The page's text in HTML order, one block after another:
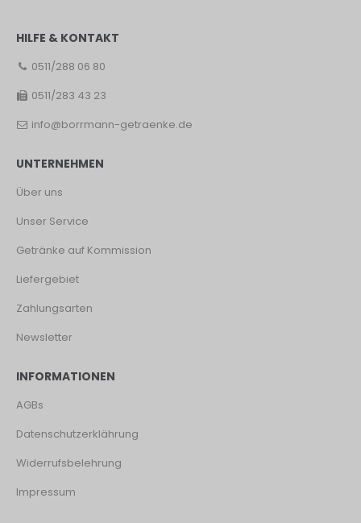
HILFE & KONTAKT
0511/288 06 80
0511/283 43 23
info@borrmann-getraenke.de
UNTERNEHMEN
Über uns
Unser Service
Getränke auf Kommission
Liefergebiet
Zahlungsarten
Newsletter
INFORMATIONEN
AGBs
Datenschutzerklährung
Widerrufsbelehrung
Impressum